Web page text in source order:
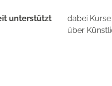
unterstützt
dabei
über